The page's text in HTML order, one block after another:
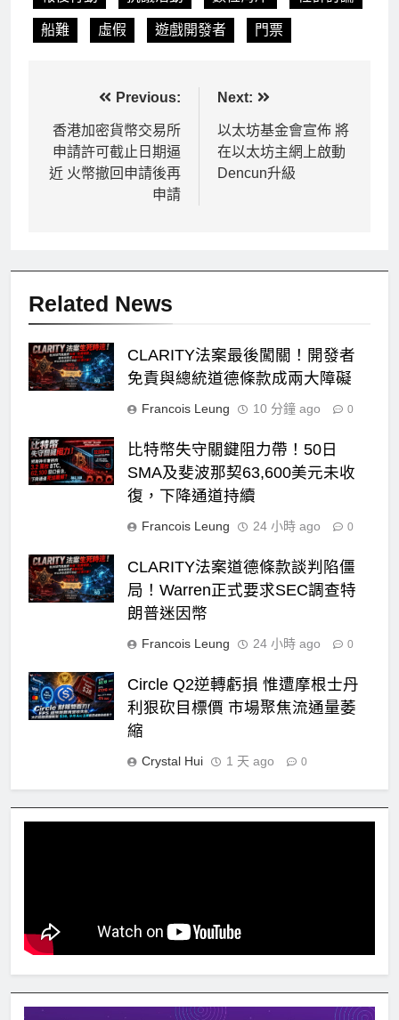
船難 虛假 遊戲開發者 門票
章
導
Previous:
香港加密貨幣交易所
申請許可截止日期逼
近 火幣撤回申請後再
申請
Next:
以太坊基金會宣佈 將
在以太坊主網上啟動
Dencun升級
Related News
CLARITY法案最後闖關！開發者
免責與總統道德條款成兩大障礙
Francois Leung 10 分鐘 ago 0
比特幣失守關鍵阻力帶！50日
SMA及斐波那契63,600美元未收
復，下降通道持續
Francois Leung 24 小時 ago 0
CLARITY法案道德條款談判陷僵
局！Warren正式要求SEC調查特
朗普迷因幣
Francois Leung 24 小時 ago 0
Circle Q2逆轉虧損 惟遭摩根士丹
利狠砍目標價 市場聚焦流通量萎
縮
Crystal Hui 1 天 ago 0